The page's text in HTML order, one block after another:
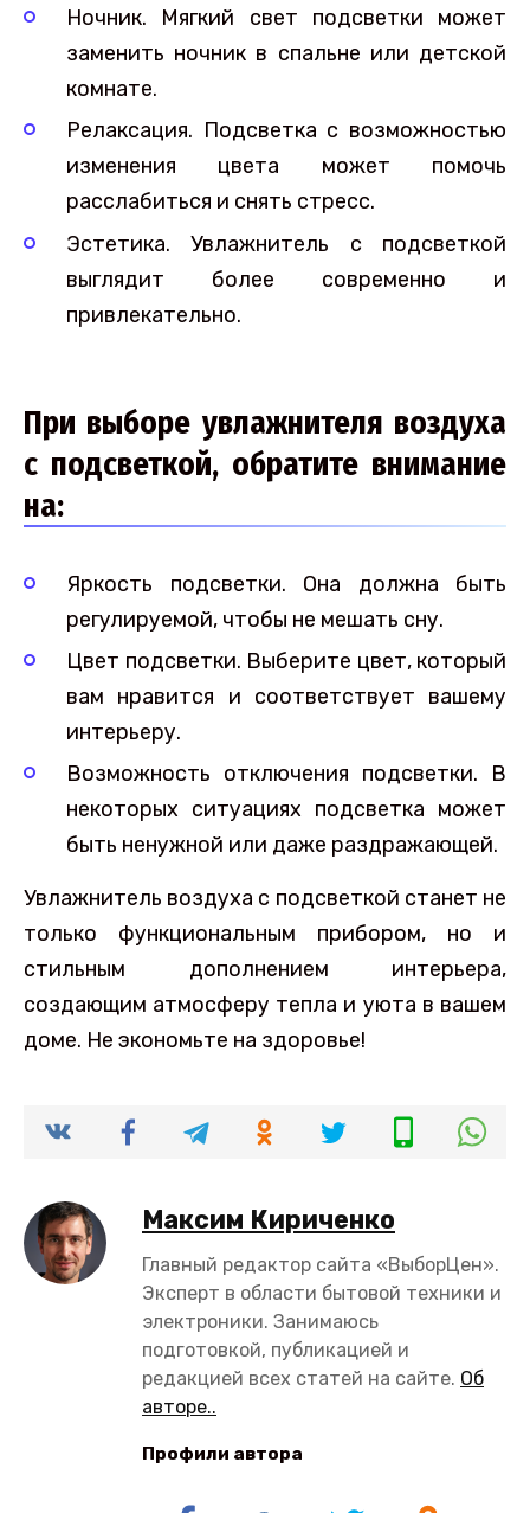
Ночник. Мягкий свет подсветки может
заменить ночник в спальне или детской
комнате.
Релаксация. Подсветка с возможностью
изменения цвета может помочь
расслабиться и снять стресс.
Эстетика. Увлажнитель с подсветкой
выглядит более современно и
привлекательно.
При выборе увлажнителя воздуха
с подсветкой, обратите внимание
на:
Яркость подсветки. Она должна быть
регулируемой, чтобы не мешать сну.
Цвет подсветки. Выберите цвет, который
вам нравится и соответствует вашему
интерьеру.
Возможность отключения подсветки. В
некоторых ситуациях подсветка может
быть ненужной или даже раздражающей.
Увлажнитель воздуха с подсветкой станет не
только функциональным прибором, но и
стильным дополнением интерьера,
создающим атмосферу тепла и уюта в вашем
доме. Не экономьте на здоровье!
Максим Кириченко
Главный редактор сайта «ВыборЦен».
Эксперт в области бытовой техники и
электроники. Занимаюсь
подготовкой, публикацией и
редакцией всех статей на сайте. Об
авторе..
Профили автора